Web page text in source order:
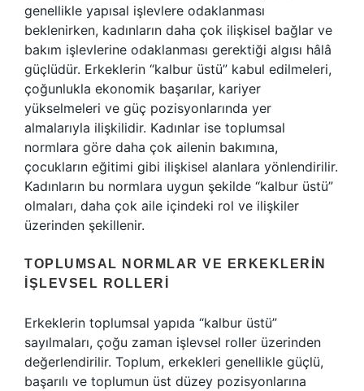
genellikle yapısal işlevlere odaklanması
beklenirken, kadınların daha çok ilişkisel bağlar ve
bakım işlevlerine odaklanması gerektiği algısı hâlâ
güçlüdür. Erkeklerin “kalbur üstü” kabul edilmeleri,
çoğunlukla ekonomik başarılar, kariyer
yükselmeleri ve güç pozisyonlarında yer
almalarıyla ilişkilidir. Kadınlar ise toplumsal
normlara göre daha çok ailenin bakımına,
çocukların eğitimi gibi ilişkisel alanlara yönlendirilir.
Kadınların bu normlara uygun şekilde “kalbur üstü”
olmaları, daha çok aile içindeki rol ve ilişkiler
üzerinden şekillenir.
TOPLUMSAL NORMLAR VE ERKEKLERIN
İŞLEVSEL ROLLERI
Erkeklerin toplumsal yapıda “kalbur üstü”
sayılmaları, çoğu zaman işlevsel roller üzerinden
değerlendirilir. Toplum, erkekleri genellikle güçlü,
başarılı ve toplumun üst düzey pozisyonlarına